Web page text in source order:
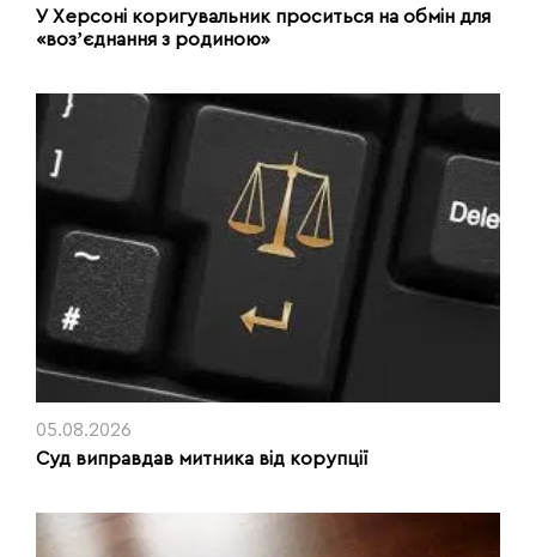
У Херсоні коригувальник проситься на обмін для
«возʼєднання з родиною»
05.08.2026
Суд виправдав митника від корупції